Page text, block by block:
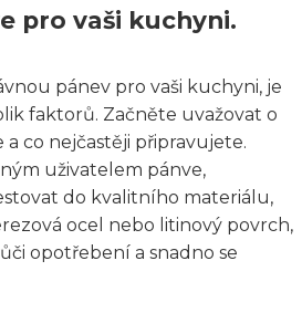
pro vaši kuchyni.
pánev pro vaši kuchyni, je
faktorů. Začněte uvažovat o
a co nejčastěji připravujete.
uživatelem pánve,
do kvalitního materiálu,
ocel nebo litinový povrch,
opotřebení a snadno se